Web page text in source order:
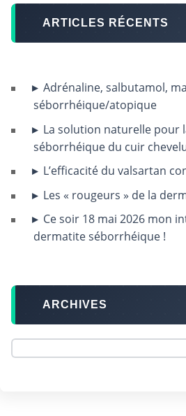
ARTICLES RÉCENTS
Adrénaline, salbutamol,
séborrhéique/atopique
La solution naturelle pour
séborrhéique du cuir
L’efficacité du valsartan
Les « rougeurs » de la
Ce soir 18 mai 2026 mon
dermatite séborrhéique !
ARCHIVES